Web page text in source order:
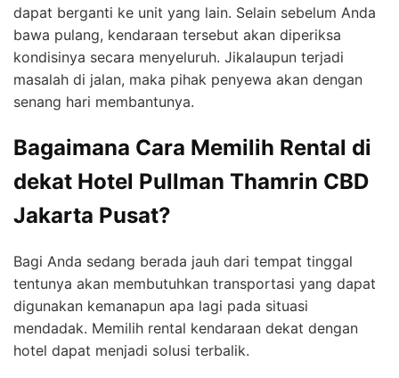
dapat berganti ke unit yang lain. Selain sebelum Anda
bawa pulang, kendaraan tersebut akan diperiksa
kondisinya secara menyeluruh. Jikalaupun terjadi
masalah di jalan, maka pihak penyewa akan dengan
senang hari membantunya.
Bagaimana Cara Memilih Rental di
dekat Hotel Pullman Thamrin CBD
Jakarta Pusat?
Bagi Anda sedang berada jauh dari tempat tinggal
tentunya akan membutuhkan transportasi yang dapat
digunakan kemanapun apa lagi pada situasi
mendadak. Memilih rental kendaraan dekat dengan
hotel dapat menjadi solusi terbalik.